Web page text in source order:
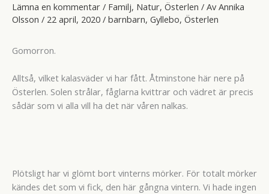
Lämna en kommentar / Familj, Natur, Österlen / Av Annika
Olsson / 22 april, 2020 / barnbarn, Gyllebo, Österlen
Gomorron.
Alltså, vilket kalasväder vi har fått. Åtminstone här nere på
Österlen. Solen strålar, fåglarna kvittrar och vädret är precis
sådär som vi alla vill ha det när våren nalkas.
Plötsligt har vi glömt bort vinterns mörker. För totalt mörker
kändes det som vi fick, den här gångna vintern. Vi hade ingen